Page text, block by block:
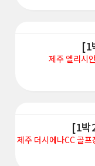
[1
제주 엘리시
[1박
제주 더시에나CC 골